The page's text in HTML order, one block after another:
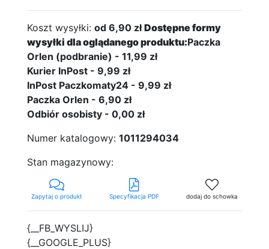
Koszt wysyłki: od 6,90 złDostępne formy
wysyłki dla oglądanego produktu:Paczka
Orlen (podbranie) - 11,99 zł
Kurier InPost - 9,99 zł
InPost Paczkomaty24 - 9,99 zł
Paczka Orlen - 6,90 zł
Odbiór osobisty - 0,00 zł
Numer katalogowy: 1011294034
Stan magazynowy:
Zapytaj o produkt Specyfikacja PDF dodaj do schowka
{__FB_WYSLIJ}
{__GOOGLE_PLUS}